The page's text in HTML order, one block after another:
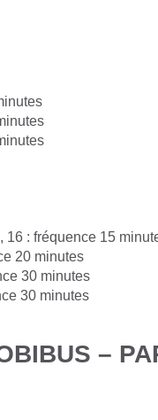
16 : fréquence 15
20 minutes
30 minutes
30 minutes
–